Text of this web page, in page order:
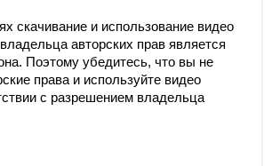
скачивание и использование видео
авторских прав является
Поэтому убедитесь, что вы не
права и используйте видео
с разрешением владельца